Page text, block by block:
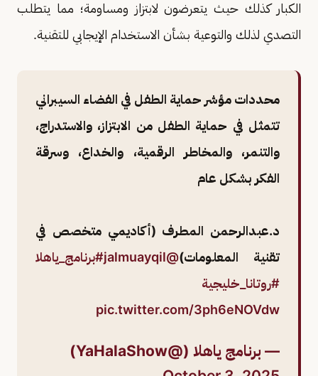
الكبار كذلك حيث يتعرضون لابتزاز ومساومة؛ مما يتطلب
التصدي لذلك والتوعية بشأن الاستخدام الإيجابي للتقنية.
محددات مؤشر حماية الطفل في الفضاء السيبراني
تتمثل في حماية الطفل من الابتزاز، والاستدراج،
والتنمر، والمخاطر الرقمية، والخداع، وسرقة
الفكر بشكل عام
د.عبدالرحمن المطرف (أكاديمي متخصص في
تقنية المعلومات)@jalmuayqil
#برنامج_ياهلا
#روتانا_خليجية
pic.twitter.com/3ph6eNOVdw
— برنامج ياهلا (@YaHalaShow)